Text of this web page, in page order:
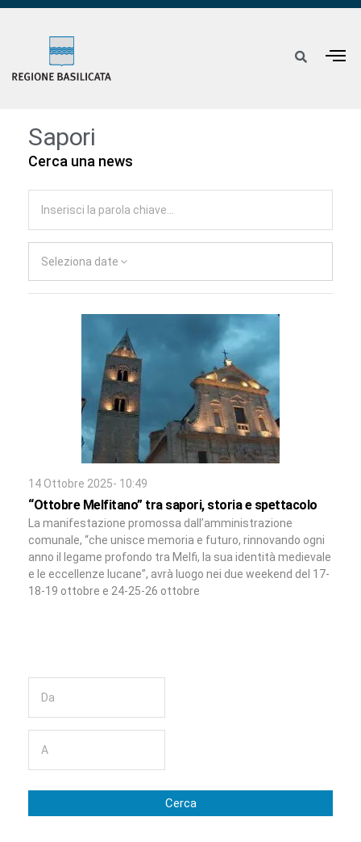
Sapori
Cerca una news
Seleziona date
14 Ottobre 2025- 10:49
“Ottobre Melfitano” tra sapori, storia e spettacolo
La manifestazione promossa dall’amministrazione
comunale, “che unisce memoria e futuro, rinnovando ogni
anno il legame profondo tra Melfi, la sua identità medievale
e le eccellenze lucane”, avrà luogo nei due weekend del 17-
18-19 ottobre e 24-25-26 ottobre
Cerca